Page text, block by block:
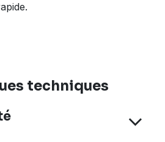
techniques